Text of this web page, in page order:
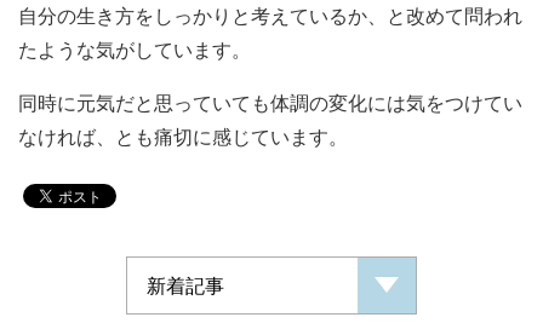
自分の生き方をしっかりと考えているか、と改めて問われ
たような気がしています。
同時に元気だと思っていても体調の変化には気をつけてい
なければ、とも痛切に感じています。